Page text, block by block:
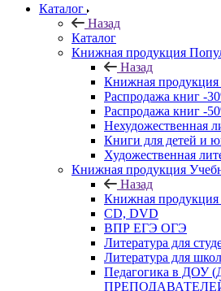
Каталог
Назад
Каталог
Книжная продукция
Назад
Книжная продукция
Распродажа книг -
Распродажа книг -
Нехудожественная
Книги для детей и
Художественная
Книжная продукция
Назад
Книжная продукция
CD, DVD
ВПР ЕГЭ ОГЭ
Литература для
Литература для
Педагогика в ДОУ